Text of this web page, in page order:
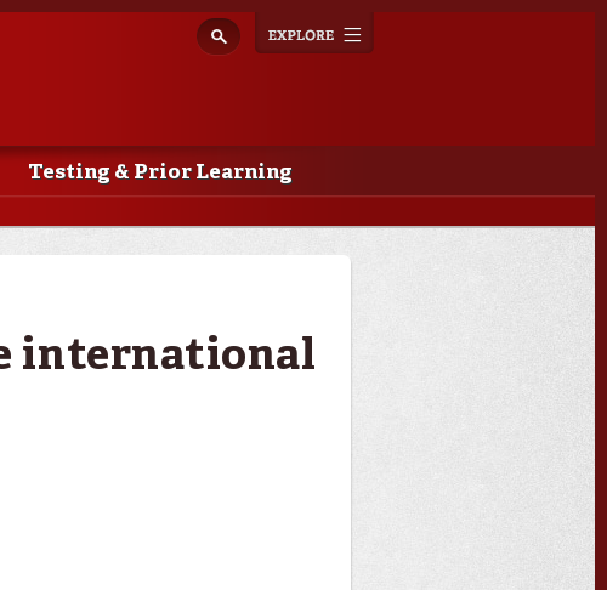
navigation
Testing & Prior Learning
international